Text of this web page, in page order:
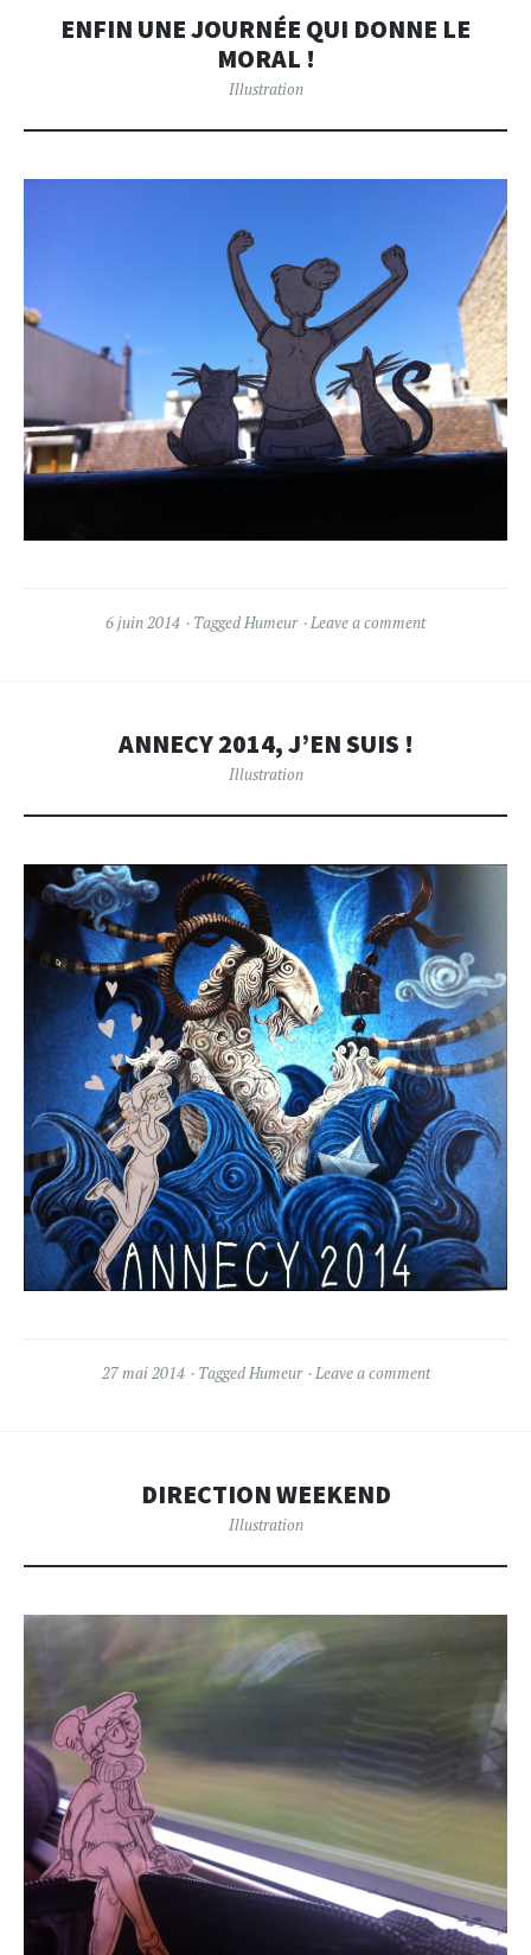
ENFIN UNE JOURNÉE QUI DONNE LE
MORAL !
Illustration
6 juin 2014 TaggedHumeur Leave a comment
ANNECY 2014, J’EN SUIS !
Illustration
27 mai 2014 TaggedHumeur Leave a comment
DIRECTION WEEKEND
Illustration